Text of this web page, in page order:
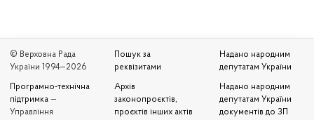
© Верховна Рада
України 1994—2026
Програмно-технічна
підтримка —
Управління
Пошук за
реквізитами
Архів
законопроєктів,
проєктів інших актів
Надано народним
депутатам України
Надано народним
депутатам України
документів до ЗП